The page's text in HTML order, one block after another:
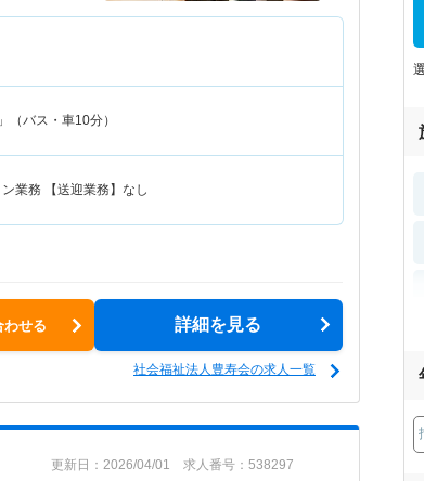
（バス・車10分）
業務 【送迎業務】なし
わせる 詳細を見る
社会福祉法人豊寿会の求人一覧
更新日：2026/04/01 求人番号：538297